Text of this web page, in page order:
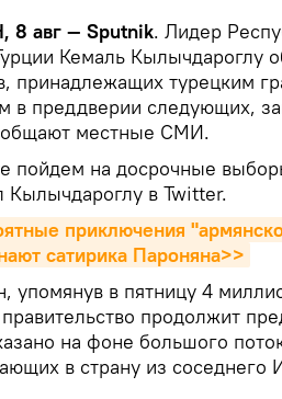
8 авг — Sputnik. Лидер
Кемаль Кылычдароглу
принадлежащих турецким
в преддверии следующих,
местные СМИ.
пойдем на досрочные
Кылычдароглу в Twitter.
приключения
сатирика Пароняна>>
упомянув в пятницу 4
правительство продолжит
на фоне большого
в страну из соседнего